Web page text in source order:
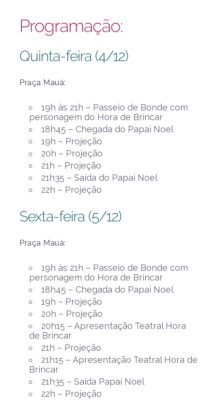
Programação:
Quinta-feira (4/12)
Praça Mauá:
19h às 21h – Passeio de Bonde com
personagem do Hora de Brincar
18h45 – Chegada do Papai Noel
19h – Projeção
20h – Projeção
21h – Projeção
21h35 – Saída do Papai Noel
22h – Projeção
Sexta-feira (5/12)
Praça Mauá:
19h às 21h – Passeio de Bonde com
personagem do Hora de Brincar
18h45 – Chegada do Papai Noel
19h – Projeção
20h – Projeção
20h15 – Apresentação Teatral Hora
de Brincar
21h – Projeção
21h15 – Apresentação Teatral Hora de
Brincar
21h35 – Saída Papai Noel
22h – Projeção